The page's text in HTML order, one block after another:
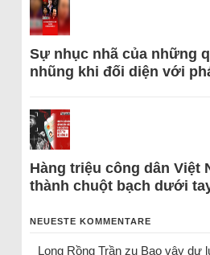
Sự nhục nhã của những
nhũng khi đối diện với
Hàng triệu công dân Việt
thành chuột bạch dưới
NEUESTE KOMMENTARE
Long Rồng Trầnzu Bao vây dư